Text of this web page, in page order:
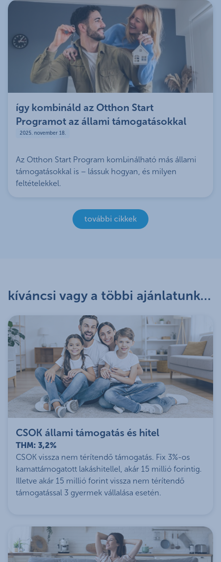
így kombináld az Otthon Start
Programot az állami támogatásokkal
2025. november 18.
Az Otthon Start Program kombinálható más állami
támogatásokkal is – lássuk hogyan, és milyen
feltételekkel.
további cikkek
kíváncsi vagy a többi ajánlatunkra?
CSOK állami támogatás és hitel
THM: 3,2%
CSOK vissza nem térítendő támogatás. Fix 3%-os
kamattámogatott lakáshitellel, akár 15 millió forintig.
Illetve akár 15 millió forint vissza nem térítendő
támogatással 3 gyermek vállalása esetén.